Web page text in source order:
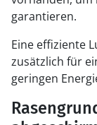
garantieren.
Eine effiziente
zusätzlich für
geringen